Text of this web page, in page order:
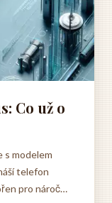
Co už o
s modelem
telefon
pro náročné